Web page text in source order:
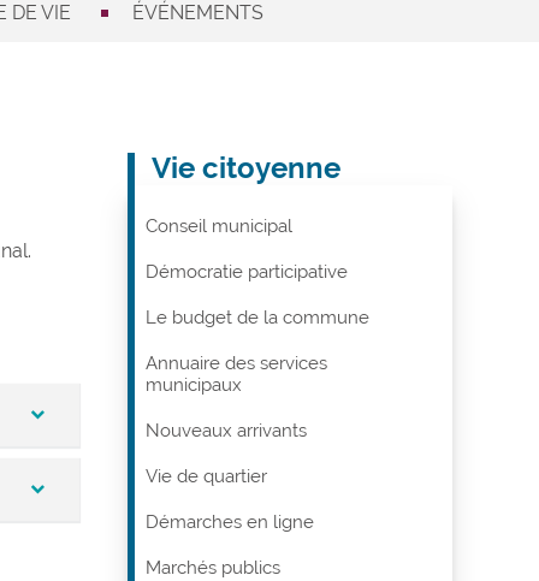
DE VIE ÉVÉNEMENTS
Vie citoyenne
Conseil municipal
Démocratie participative
Le budget de la commune
Annuaire des services
municipaux
Nouveaux arrivants
Vie de quartier
Démarches en ligne
Marchés publics